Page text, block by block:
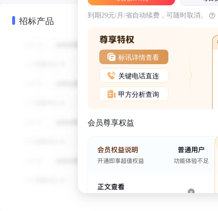
招标产品 到期29元/月/省自动续费，可随时取消。
标讯详情查看
关键电话直连
甲方分析查询
会员尊享权益